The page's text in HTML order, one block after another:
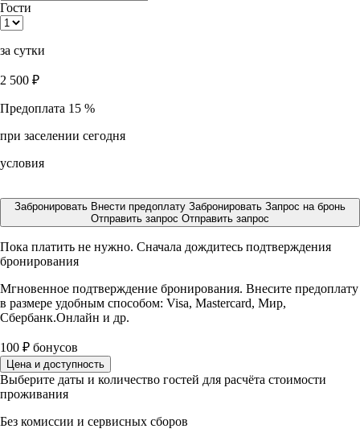
Гости
за сутки
2 500 ₽
Предоплата 15 %
при заселении сегодня
условия
Забронировать Внести предоплату Забронировать Запрос на бронь
Отправить запрос Отправить запрос
Пока платить не нужно. Сначала дождитесь подтверждения
бронирования
Мгновенное подтверждение бронирования. Внесите предоплату
в размере удобным способом: Visa, Mastercard, Мир,
Сбербанк.Онлайн и др.
100 ₽ бонусов
Цена и доступность
Выберите даты и количество гостей для расчёта стоимости
проживания
Без комиссии и сервисных сборов